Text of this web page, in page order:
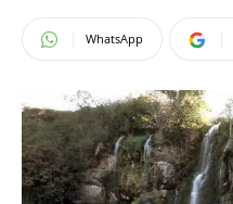
WhatsApp